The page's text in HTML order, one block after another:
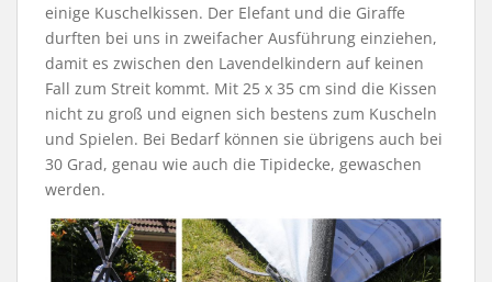
einige Kuschelkissen. Der Elefant und die Giraffe
durften bei uns in zweifacher Ausführung einziehen,
damit es zwischen den Lavendelkindern auf keinen
Fall zum Streit kommt. Mit 25 x 35 cm sind die Kissen
nicht zu groß und eignen sich bestens zum Kuscheln
und Spielen. Bei Bedarf können sie übrigens auch bei
30 Grad, genau wie auch die Tipidecke, gewaschen
werden.